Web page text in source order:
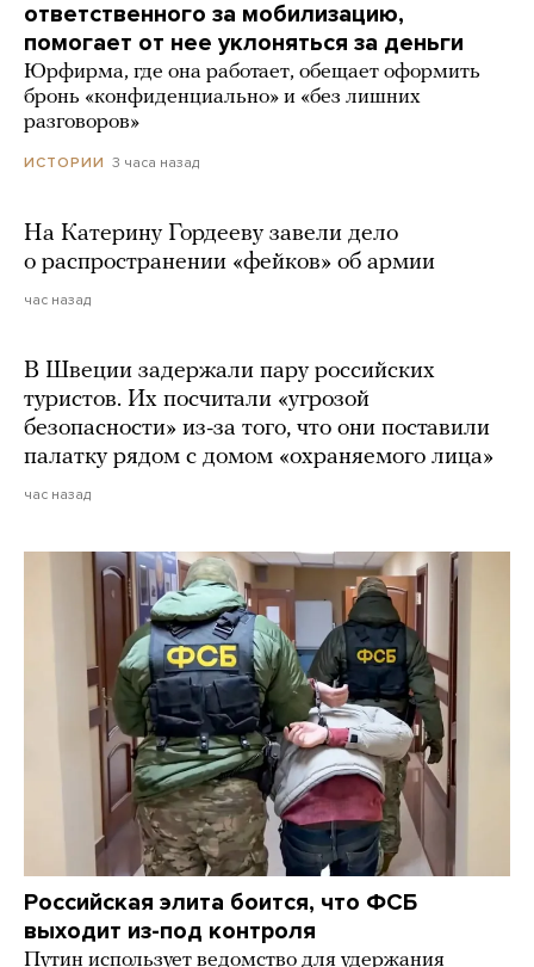
ответственного за мобилизацию,
помогает от нее уклоняться за деньги
Юрфирма, где она работает, обещает оформить
бронь «конфиденциально» и «без лишних
разговоров»
ИСТОРИИ 3 часа назад
На Катерину Гордееву завели дело
о распространении «фейков» об армии
час назад
В Швеции задержали пару российских
туристов. Их посчитали «угрозой
безопасности» из-за того, что они поставили
палатку рядом с домом «охраняемого лица»
час назад
Российская элита боится, что ФСБ
выходит из-под контроля
Путин использует ведомство для удержания